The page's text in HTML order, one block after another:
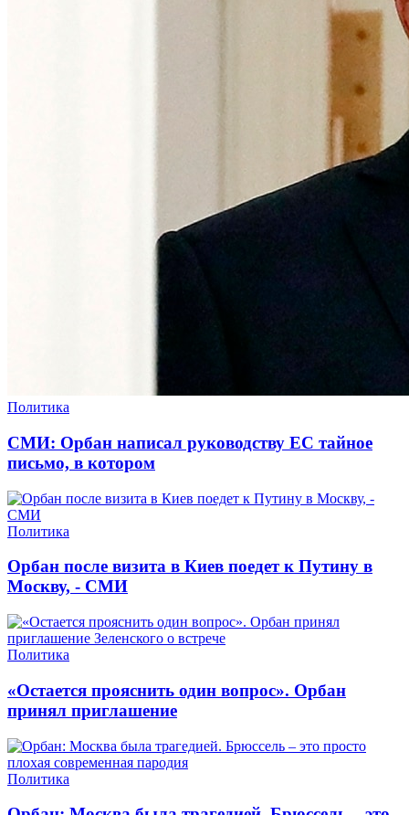
Политика
СМИ: Орбан написал руководству ЕС тайное
письмо, в котором
Политика
Орбан после визита в Киев поедет к Путину в
Москву, - СМИ
Политика
«Остается прояснить один вопрос». Орбан
принял приглашение
Политика